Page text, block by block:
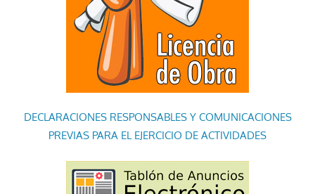
DECLARACIONES RESPONSABLES Y COMUNICACIONES
PREVIAS PARA EL EJERCICIO DE ACTIVIDADES